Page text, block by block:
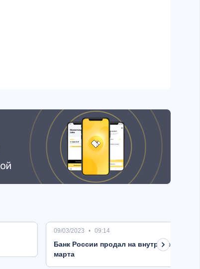
09/03/2023 09:14
Банк России продал на внутреннем
марта